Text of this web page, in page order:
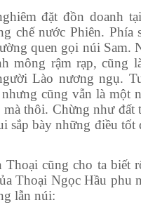
đặt đồn doanh
chế nước Phiên. Phía
quen gọi núi Sam.
mông rậm rạp, cũng
Lào nương ngụ.
cũng vẫn là một
thôi. Chừng như đất
sắp bày những điều tốt
Thoại cũng cho ta biết
Thoại Ngọc Hầu phu
lẫn núi: